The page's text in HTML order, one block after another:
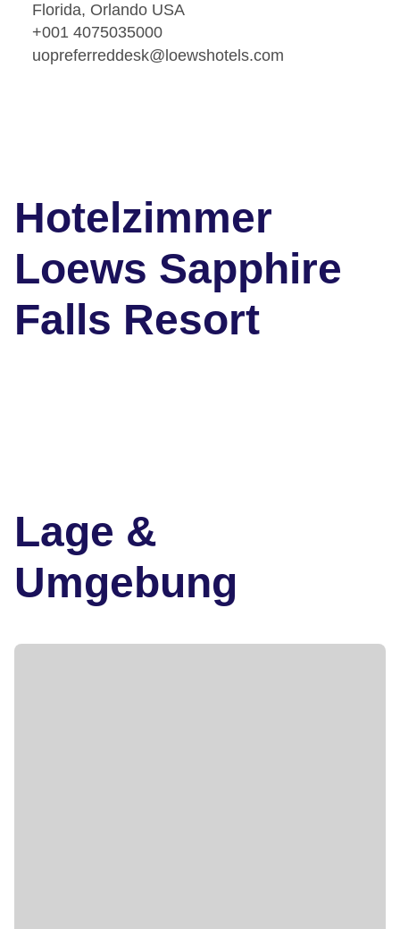
Florida, Orlando USA
+001 4075035000
uopreferreddesk@loewshotels.com
Hotelzimmer
Loews Sapphire
Falls Resort
Lage &
Umgebung